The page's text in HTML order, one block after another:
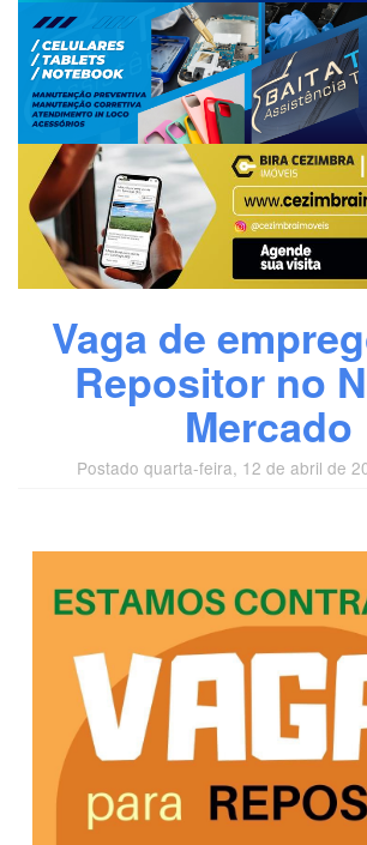
Vaga de
Repositor no
Mercado
Postado quarta-feira, 12 de abril de